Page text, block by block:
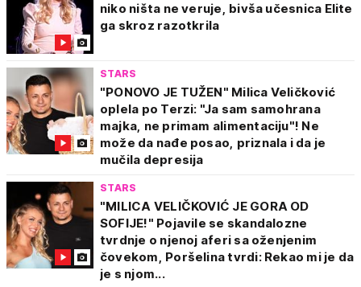
niko ništa ne veruje, bivša učesnica Elite
ga skroz razotkrila
STARS
"PONOVO JE TUŽEN" Milica Veličković
oplela po Terzi: "Ja sam samohrana
majka, ne primam alimentaciju"! Ne
može da nađe posao, priznala i da je
mučila depresija
STARS
"MILICA VELIČKOVIĆ JE GORA OD
SOFIJE!" Pojavile se skandalozne
tvrdnje o njenoj aferi sa oženjenim
čovekom, Poršelina tvrdi: Rekao mi je da
je s njom...